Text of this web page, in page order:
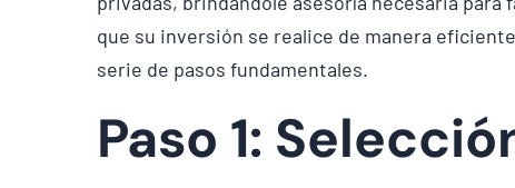
que su inversión se realice de manera
serie de pasos fundamentales.
Paso 1: